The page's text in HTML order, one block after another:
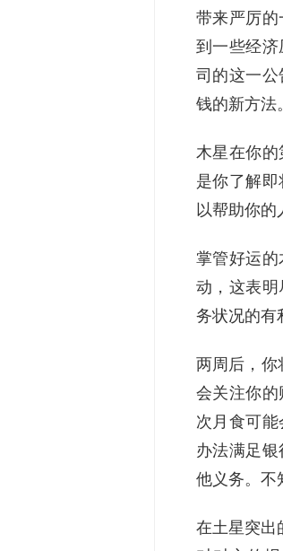
带来严厉
到一些经
司的这一
钱的新方法。
木星在你
是你了解
以帮助你的
掌管好运
动，这表
务状况的有
两周后，你
会关注你
次月食可
办法满足
他义务。不
在土星突出